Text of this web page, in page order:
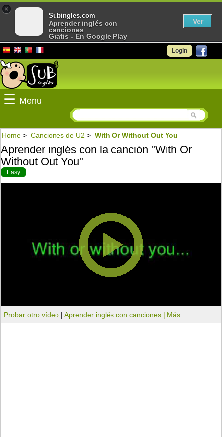
Login
☰ Menu
Home > Canciones de U2 > With Or Without Out You
Aprender inglés con la canción "With Or
Without Out You"
Easy
Probar otro vídeo |Aprender inglés con canciones | Más...
×
Subingles.com
Aprender inglés con
canciones
Gratis - En Google Play
Ver